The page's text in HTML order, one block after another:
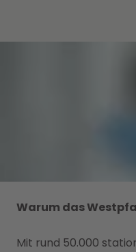
Warum das
Mit rund 50.000